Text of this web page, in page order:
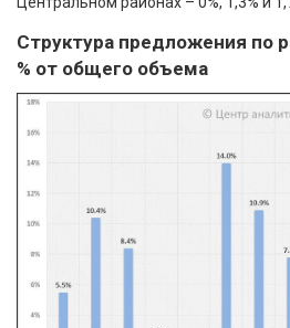
Структура предложения по
% от общего объема